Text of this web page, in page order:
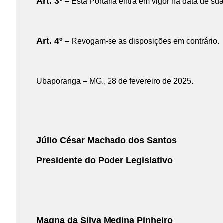
Art. 4º – Revogam-se as disposições em contrário.
Ubaporanga – MG., 28 de fevereiro de 2025.
Júlio César Machado dos Santos
Presidente do Poder Legislativo
Magna da Silva Medina Pinheiro